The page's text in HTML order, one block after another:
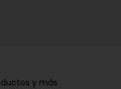
y más